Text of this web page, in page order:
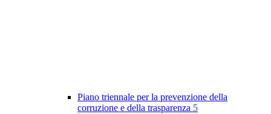
Piano triennale per la prevenzione della
corruzione e della trasparenza 5